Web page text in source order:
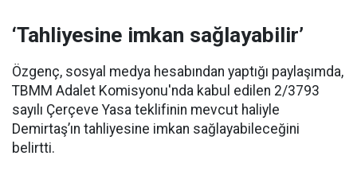
‘Tahliyesine imkan sağlayabilir’
Özgenç, sosyal medya hesabından yaptığı paylaşımda,
TBMM Adalet Komisyonu'nda kabul edilen 2/3793
sayılı Çerçeve Yasa teklifinin mevcut haliyle
Demirtaş’ın tahliyesine imkan sağlayabileceğini
belirtti.